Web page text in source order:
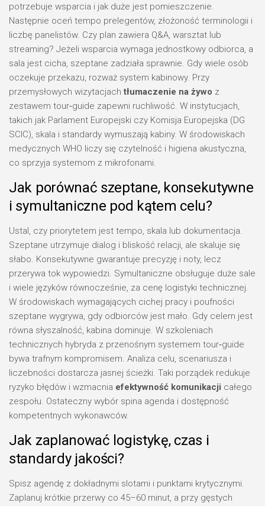
potrzebuje wsparcia i jak duże jest pomieszczenie.
Następnie oceń tempo prelegentów, złożoność terminologii i
liczbę panelistów. Czy plan zawiera Q&A, warsztat lub
streaming? Jeżeli wsparcia wymaga jednostkowy odbiorca, a
sala jest cicha, szeptane zadziała sprawnie. Gdy wiele osób
oczekuje przekazu, rozważ system kabinowy. Przy
przemysłowych wizytacjach tłumaczenie na żywo z
zestawem tour‑guide zapewni ruchliwość. W instytucjach,
takich jak Parlament Europejski czy Komisja Europejska (DG
SCIC), skala i standardy wymuszają kabiny. W środowiskach
medycznych WHO liczy się czytelność i higiena akustyczna,
co sprzyja systemom z mikrofonami.
Jak porównać szeptane, konsekutywne
i symultaniczne pod kątem celu?
Ustal, czy priorytetem jest tempo, skala lub dokumentacja.
Szeptane utrzymuje dialog i bliskość relacji, ale skaluje się
słabo. Konsekutywne gwarantuje precyzję i noty, lecz
przerywa tok wypowiedzi. Symultaniczne obsługuje duże sale
i wiele języków równocześnie, za cenę logistyki technicznej.
W środowiskach wymagających cichej pracy i poufności
szeptane wygrywa, gdy odbiorców jest mało. Gdy celem jest
równa słyszalność, kabina dominuje. W szkoleniach
technicznych hybryda z przenośnym systemem tour‑guide
bywa trafnym kompromisem. Analiza celu, scenariusza i
liczebności dostarcza jasnej ścieżki. Taki porządek redukuje
ryzyko błędów i wzmacnia efektywność komunikacji całego
zespołu. Ostateczny wybór spina agenda i dostępność
kompetentnych wykonawców.
Jak zaplanować logistykę, czas i
standardy jakości?
Spisz agendę z dokładnymi slotami i punktami krytycznymi.
Zaplanuj krótkie przerwy co 45–60 minut, a przy gęstych